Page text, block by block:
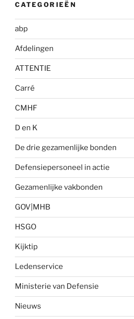
CATEGORIEËN
abp
Afdelingen
ATTENTIE
Carré
CMHF
D en K
De drie gezamenlijke bonden
Defensiepersoneel in actie
Gezamenlijke vakbonden
GOV|MHB
HSGO
Kijktip
Ledenservice
Ministerie van Defensie
Nieuws